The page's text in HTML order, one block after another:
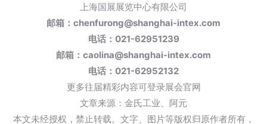
上海国展展览中心有限公司
邮箱：chenfurong@shanghai-intex.com
电话：021-62951239
邮箱：caolina@shanghai-intex.com
电话：021-62952132
更多往届精彩内容可登录展会官网
文章来源：金氏工业、阿元
本文未经授权，禁止转载。文字、图片等版权归原作者所有，